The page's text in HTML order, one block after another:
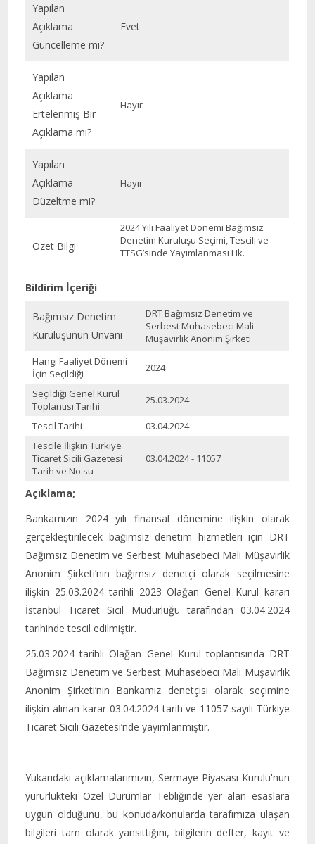
Yapılan
Açıklama
Güncelleme mi?
Evet
Yapılan
Açıklama
Ertelenmiş Bir
Açıklama mı?
Hayır
Yapılan
Açıklama
Düzeltme mi?
Hayır
Özet Bilgi
2024 Yılı Faaliyet Dönemi Bağımsız
Denetim Kuruluşu Seçimi, Tescili ve
TTSG’sinde Yayımlanması Hk.
Bildirim İçeriği
Bağımsız Denetim
Kuruluşunun Unvanı
DRT Bağımsız Denetim ve
Serbest Muhasebeci Mali
Müşavirlik Anonim Şirketi
Hangi Faaliyet Dönemi
İçin Seçildiği
2024
Seçildiği Genel Kurul
Toplantısı Tarihi
25.03.2024
Tescil Tarihi
03.04.2024
Tescile İlişkin Türkiye
Ticaret Sicili Gazetesi
Tarih ve No.su
03.04.2024 - 11057
Açıklama;
Bankamızın 2024 yılı finansal dönemine ilişkin olarak
gerçekleştirilecek bağımsız denetim hizmetleri için DRT
Bağımsız Denetim ve Serbest Muhasebeci Mali Müşavirlik
Anonim Şirketi’nin bağımsız denetçi olarak seçilmesine
ilişkin 25.03.2024 tarihli 2023 Olağan Genel Kurul kararı
İstanbul Ticaret Sicil Müdürlüğü tarafından 03.04.2024
tarihinde tescil edilmiştir.
25.03.2024 tarihli Olağan Genel Kurul toplantısında DRT
Bağımsız Denetim ve Serbest Muhasebeci Mali Müşavirlik
Anonim Şirketi’nin Bankamız denetçisi olarak seçimine
ilişkin alınan karar 03.04.2024 tarih ve 11057 sayılı Türkiye
Ticaret Sicili Gazetesi’nde yayımlanmıştır.
Yukarıdaki açıklamalarımızın, Sermaye Piyasası Kurulu'nun
yürürlükteki Özel Durumlar Tebliğinde yer alan esaslara
uygun olduğunu, bu konuda/konularda tarafımıza ulaşan
bilgileri tam olarak yansıttığını, bilgilerin defter, kayıt ve